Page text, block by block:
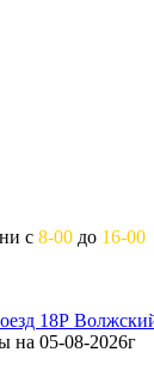
с 8-00 до 16-00
18Р
на 05-08-2026г